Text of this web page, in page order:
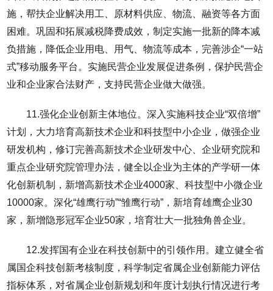
施，帮扶企业解决用工、原材料供应、物流、融资等各方面
困难。巩固和拓展减税降费成效，制定实施一批新的降本减
负措施，降低企业用电、用气、物流等成本，完善涉企“一站
式”移动服务平台。实施民营企业发展促进条例，保护民营企
业和企业家合法财产，支持民营企业做大做强。
11.强化企业创新主体地位。深入实施科技企业“双倍增”
计划，大力培育高新技术企业和科技型中小企业，做强企业
研发机构，修订完善高新技术企业研发中心、企业研究院和
重点企业研究院管理办法，健全以企业为主体的产学研一体
化创新机制，新增高新技术企业4000家、科技型中小微企业
10000家。深化“雄鹰行动”“雏鹰行动”，新培育雄鹰企业30
家，新增隐形冠军企业50家，培育壮大一批独角兽企业。
12.发挥国有企业在科技创新中的引领作用。建立健全省
属国企科技创新考核制度，科学制定省属企业创新能力评估
指标体系，对省属企业创新规划和年度计划执行情况进行考